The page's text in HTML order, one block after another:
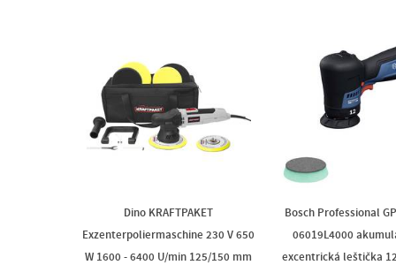
Dino KRAFTPAKET
Exzenterpoliermaschine 230 V 650
W 1600 - 6400 U/min 125/150 mm
Bosch Professional
06019L4000
excentrická leštička